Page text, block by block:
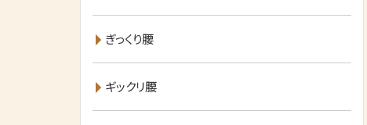
ぎっくり腰
ギックリ腰